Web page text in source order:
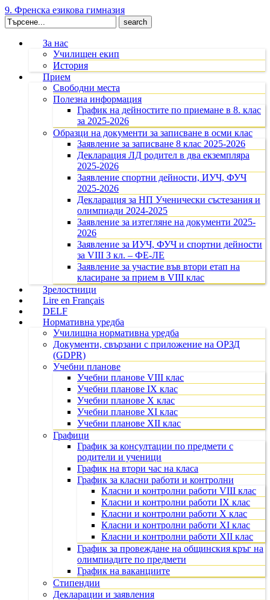
9. Френска езикова гимназия
Search
for:
За нас
Училищен екип
История
Прием
Свободни места
Полезна информация
График на дейностите по приемане в 8. клас
за 2025-2026
Образци на документи за записване в осми клас
Заявление за записване 8 клас 2025-2026
Декларация ЛД родител в два екземпляра
2025-2026
Заявление спортни дейности, ИУЧ, ФУЧ
2025-2026
Декларация за НП Ученически състезания и
олимпиади 2024-2025
Заявление за изтегляне на документи 2025-
2026
Заявление за ИУЧ, ФУЧ и спортни дейности
за VIII З кл. – ФЕ-ЛЕ
Заявление за участие във втори етап на
класиране за прием в VIII клас
Зрелостници
Lire en Français
DELF
Нормативна уредба
Училищна нормативна уредба
Документи, свързани с приложение на ОРЗД
(GDPR)
Учебни планове
Учебни планове VIII клас
Учебни планове IX клас
Учебни планове X клас
Учебни планове XI клас
Учебни планове XII клас
Графици
График за консултации по предмети с
родители и ученици
График на втори час на класа
График за класни работи и контролни
Класни и контролни работи VIII клас
Класни и контролни работи IX клас
Класни и контролни работи X клас
Класни и контролни работи XI клас
Класни и контролни работи XII клас
График за провеждане на общинския кръг на
олимпиадите по предмети
График на ваканциите
Стипендии
Декларации и заявления